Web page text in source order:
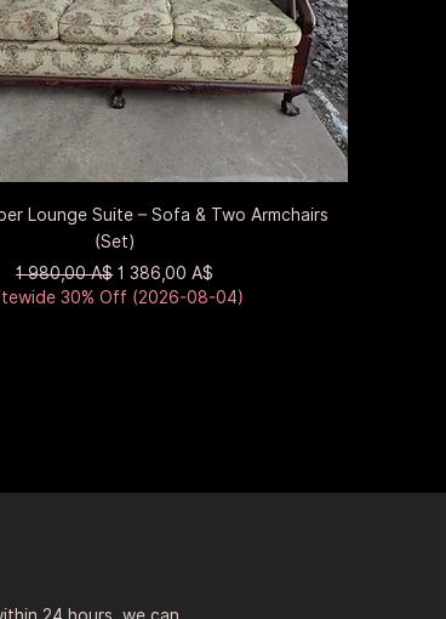
Быстрый просмотр
Lounge Suite – Sofa & Two Armchairs
(Set)
Обычная цена
1 980,00 A$ Цена со скидкой
1 386,00 A$
30% Off (2026-08-04)